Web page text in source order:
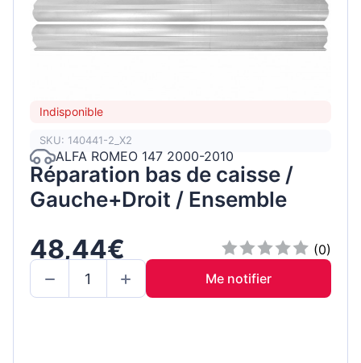
Indisponible
SKU: 140441-2_X2
ALFA ROMEO 147 2000-2010
Réparation bas de caisse /
Gauche+Droit / Ensemble
48,44€
(0)
Me notifier